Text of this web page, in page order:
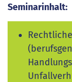
Seminarinhalt: